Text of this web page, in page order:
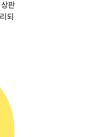
판
되